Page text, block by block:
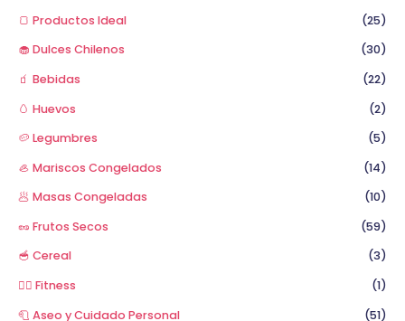
🍞 Productos Ideal
(25)
🧁 Dulces Chilenos
(30)
🧃 Bebidas
(22)
🥚 Huevos
(2)
🥔 Legumbres
(5)
🦪 Mariscos Congelados
(14)
🥟 Masas Congeladas
(10)
🥜 Frutos Secos
(59)
🥣 Cereal
(3)
🏋️‍♂️ Fitness
(1)
🧻 Aseo y Cuidado Personal
(51)